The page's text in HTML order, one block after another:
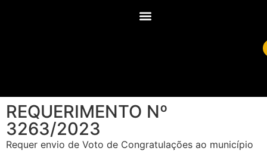
REQUERIMENTO Nº
3263/2023
Requer envio de Voto de Congratulações ao município